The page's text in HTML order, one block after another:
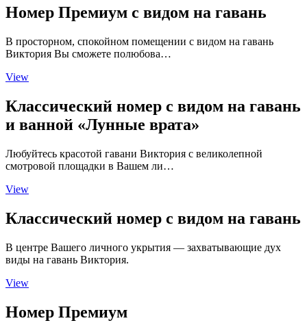
Номер Премиум с видом на гавань
В просторном, спокойном помещении с видом на гавань
Виктория Вы сможете полюбова…
View
Классический номер с видом на гавань
и ванной «Лунные врата»
Любуйтесь красотой гавани Виктория с великолепной
смотровой площадки в Вашем ли…
View
Классический номер с видом на гавань
В центре Вашего личного укрытия — захватывающие дух
виды на гавань Виктория.
View
Номер Премиум